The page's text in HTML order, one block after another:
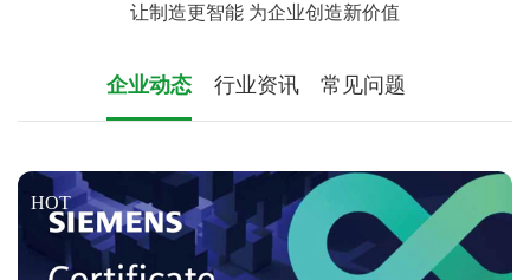
资讯动态
关于我们
让制造更智能 为企业创造新价值
企业动态 行业资讯 常见问题
HOT